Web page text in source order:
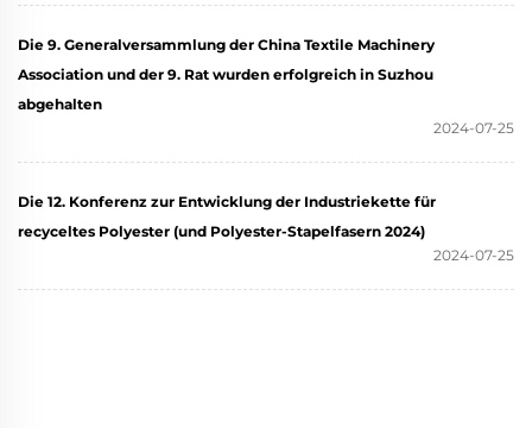
Die 9. Generalversammlung der China Textile Machinery
Association und der 9. Rat wurden erfolgreich in Suzhou
abgehalten
2024-07-25
Die 12. Konferenz zur Entwicklung der Industriekette für
recyceltes Polyester (und Polyester-Stapelfasern 2024)
2024-07-25